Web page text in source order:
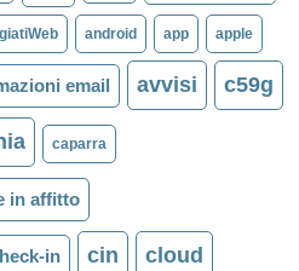
android app apple
email avvisi c59g
caparra
in affitto
in cin cloud